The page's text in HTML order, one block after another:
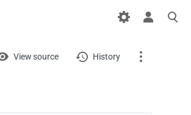
ViewView source History